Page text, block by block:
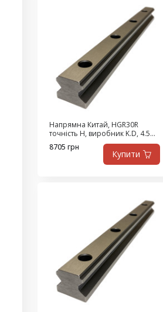
Напрямна Китай, HGR30R
точність H, виробник K.D, 4.5
метра
8705 грн
Купити